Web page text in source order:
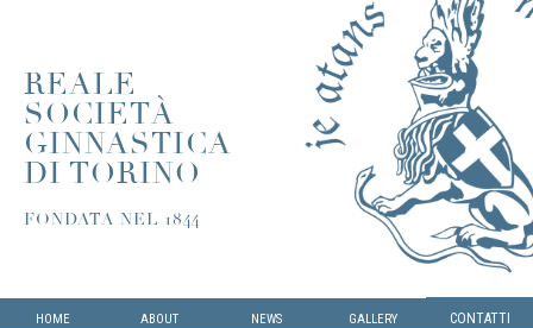
REALE
SOCIETÀ
GINNASTICA
DI TORINO
FONDATA NEL 1844
HOME ABOUT NEWS GALLERY CONTATTI